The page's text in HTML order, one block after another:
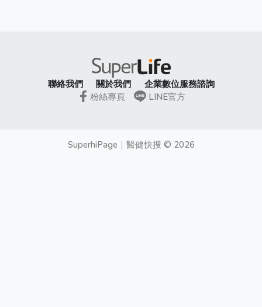
聯絡我們 關於我們
企業數位服務諮詢
粉絲專頁
LINE官方
SuperhiPage｜ 醫健快搜 © 2026